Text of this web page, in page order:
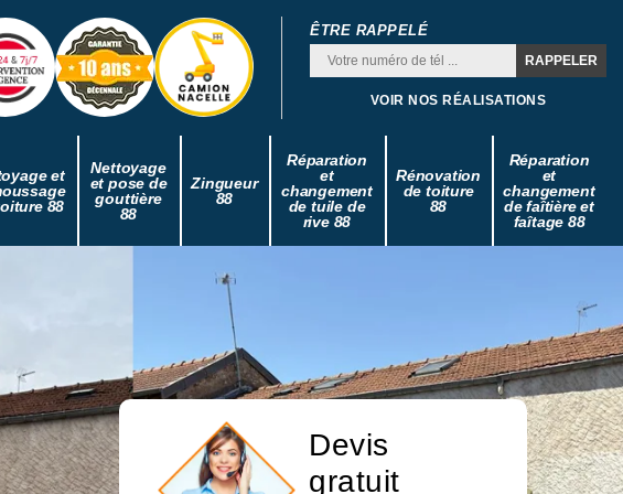
ÊTRE RAPPELÉ
VOIR NOS RÉALISATIONS
et
88
Nettoyage
et pose de
gouttière
88
Zingueur
88
Réparation
et
changement
de tuile de
rive 88
Rénovation
de toiture
88
Réparation
et
changement
de faîtière et
faîtage 88
Devis
gratuit